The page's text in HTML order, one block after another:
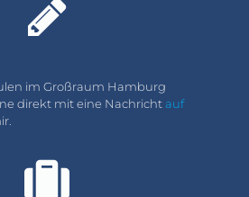
im Großraum Hamburg
direkt mit eine Nachricht auf